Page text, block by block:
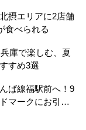
摂エリアに2店舗
食べられる
庫で楽しむ、夏
すめ3選
ば線福駅前へ！9
マークにお引っ